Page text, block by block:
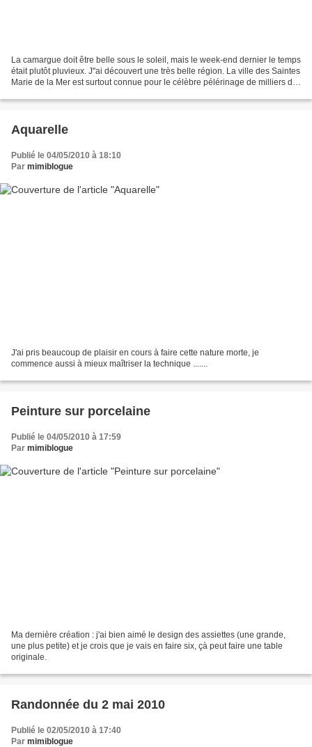
La camargue doit être belle sous le soleil, mais le week-end dernier le temps
était plutôt pluvieux. J''ai découvert une très belle région. La ville des Saintes
Marie de la Mer est surtout connue pour le célèbre pélérinage de milliers de
Aquarelle
Publié le 04/05/2010 à 18:10
Par mimiblogue
J'ai pris beaucoup de plaisir en cours à faire cette nature morte, je
commence aussi à mieux maîtriser la technique .......
Peinture sur porcelaine
Publié le 04/05/2010 à 17:59
Par mimiblogue
Ma dernière création : j'ai bien aimé le design des assiettes (une grande,
une plus petite) et je crois que je vais en faire six, çà peut faire une table
originale.
Randonnée du 2 mai 2010
Publié le 02/05/2010 à 17:40
Par mimiblogue